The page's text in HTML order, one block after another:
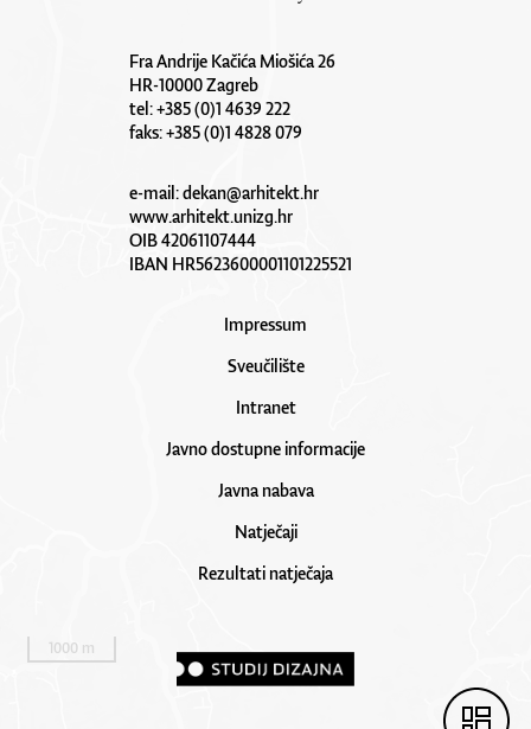
Fra Andrije Kačića Miošića 26
HR-10000 Zagreb
tel: +385 (0)1 4639 222
faks: +385 (0)1 4828 079
e-mail:dekan@arhitekt.hr
www.arhitekt.unizg.hr
OIB 42061107444
IBAN HR5623600001101225521
Impressum
Sveučilište
Intranet
Javno dostupne informacije
Javna nabava
Natječaji
Rezultati natječaja
1000 m